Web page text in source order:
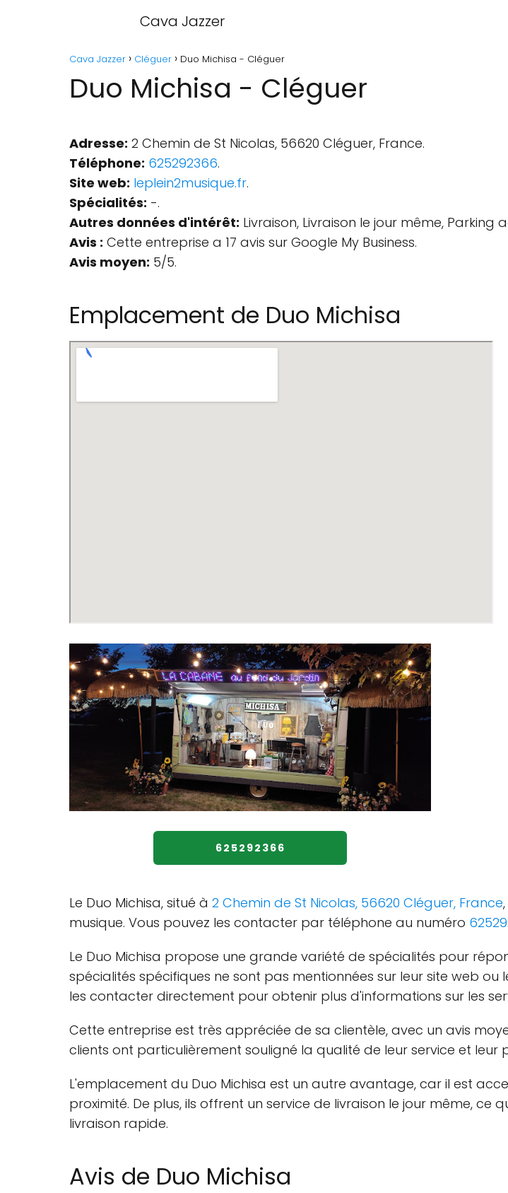
Cava Jazzer
Cava Jazzer Cléguer Duo Michisa - Cléguer
Duo Michisa - Cléguer
Adresse: 2 Chemin de St Nicolas, 56620 Cléguer, France.
Téléphone: 625292366.
Site web: leplein2musique.fr.
Spécialités: -.
Autres données d'intérêt: Livraison, Livraison le jour même, Parking
Avis : Cette entreprise a 17 avis sur Google My Business.
Avis moyen: 5/5.
Emplacement de Duo Michisa
625292366
Le Duo Michisa, situé à 2 Chemin de St Nicolas, 56620 Cléguer, France
musique. Vous pouvez les contacter par téléphone au numéro
Le Duo Michisa propose une grande variété de spécialités pour
spécialités spécifiques ne sont pas mentionnées sur leur site web
les contacter directement pour obtenir plus d'informations sur les
Cette entreprise est très appréciée de sa clientèle, avec un avis
clients ont particulièrement souligné la qualité de leur service et leur
L'emplacement du Duo Michisa est un autre avantage, car il est
proximité. De plus, ils offrent un service de livraison le jour même,
livraison rapide.
Avis de Duo Michisa